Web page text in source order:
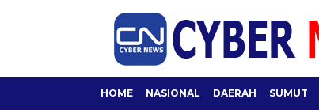
HOME NASIONAL DAERAH SUMUT